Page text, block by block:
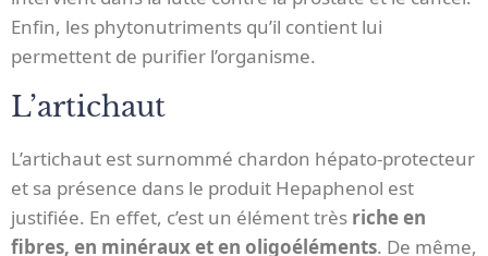
Enfin, les phytonutriments qu’il contient lui
permettent de purifier l’organisme.
L’artichaut
L’artichaut est surnommé chardon hépato-protecteur
et sa présence dans le produit Hepaphenol est
justifiée. En effet, c’est un élément très riche en
fibres, en minéraux et en oligoéléments. De même,